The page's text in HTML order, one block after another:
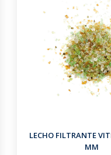
LECHO FILTRANTE
MM